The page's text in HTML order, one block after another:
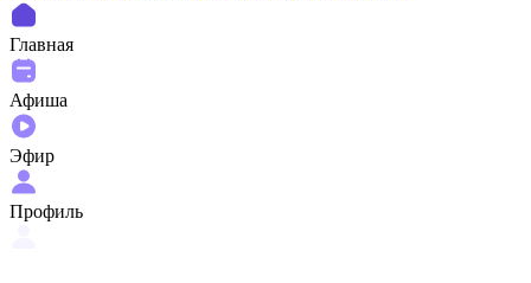
Главная
Афиша
Эфир
Профиль